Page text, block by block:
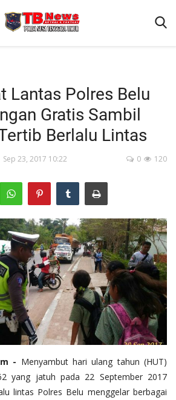
Lantas Polres Belu
Gratis Sambil
Berlalu Lintas
Sep 23, 2017 10:22 120
0
- Menyambut hari ulang tahun (HUT)
yang jatuh pada 22 September 2017
lintas Polres Belu menggelar berbagai